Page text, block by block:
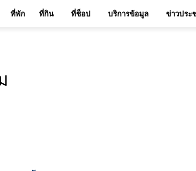
ที่พัก ที่กิน ที่ช็อป บริการข้อมูล ข่าวประ